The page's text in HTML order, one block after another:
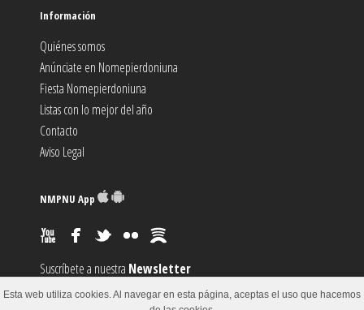
Información
Quiénes somos
Anúnciate en Nomepierdoniuna
Fiesta Nomepierdoniuna
Listas con lo mejor del año
Contacto
Aviso Legal
NMPNU App
Suscríbete a nuestra Newsletter
Suscríbete al canalRSS
Esta web utiliza cookies. Al navegar en esta página, aceptas el uso que hacemos